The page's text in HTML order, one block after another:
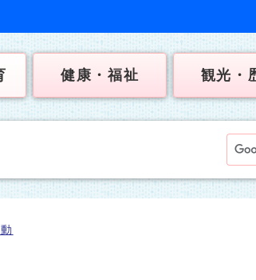
健康・福祉 観光・